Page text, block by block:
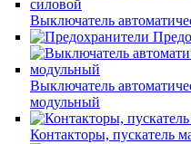
Выключатель
Выключатель
модульный
Контакторы, пускатель